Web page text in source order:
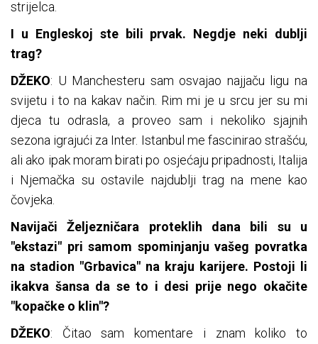
strijelca.
I u Engleskoj ste bili prvak. Negdje neki dublji
trag?
DŽEKO: U Manchesteru sam osvajao najjaču ligu na
svijetu i to na kakav način. Rim mi je u srcu jer su mi
djeca tu odrasla, a proveo sam i nekoliko sjajnih
sezona igrajući za Inter. Istanbul me fascinirao strašću,
ali ako ipak moram birati po osjećaju pripadnosti, Italija
i Njemačka su ostavile najdublji trag na mene kao
čovjeka.
Navijači Željezničara proteklih dana bili su u
"ekstazi" pri samom spominjanju vašeg povratka
na stadion "Grbavica" na kraju karijere. Postoji li
ikakva šansa da se to i desi prije nego okačite
"kopačke o klin"?
DŽEKO: Čitao sam komentare i znam koliko to